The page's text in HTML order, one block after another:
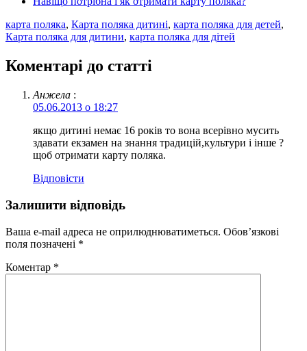
карта поляка, Карта поляка дитині, карта поляка для детей,
Карта поляка для дитини, карта поляка для дітей
Коментарі до статті
Анжела :
05.06.2013 о 18:27
якщо дитині немає 16 років то вона всерівно мусить
здавати екзамен на знання традицій,культури і інше ?
щоб отримати карту поляка.
Відповіcти
Залишити відповідь
Ваша e-mail адреса не оприлюднюватиметься. Обов’язкові
поля позначені *
Коментар *